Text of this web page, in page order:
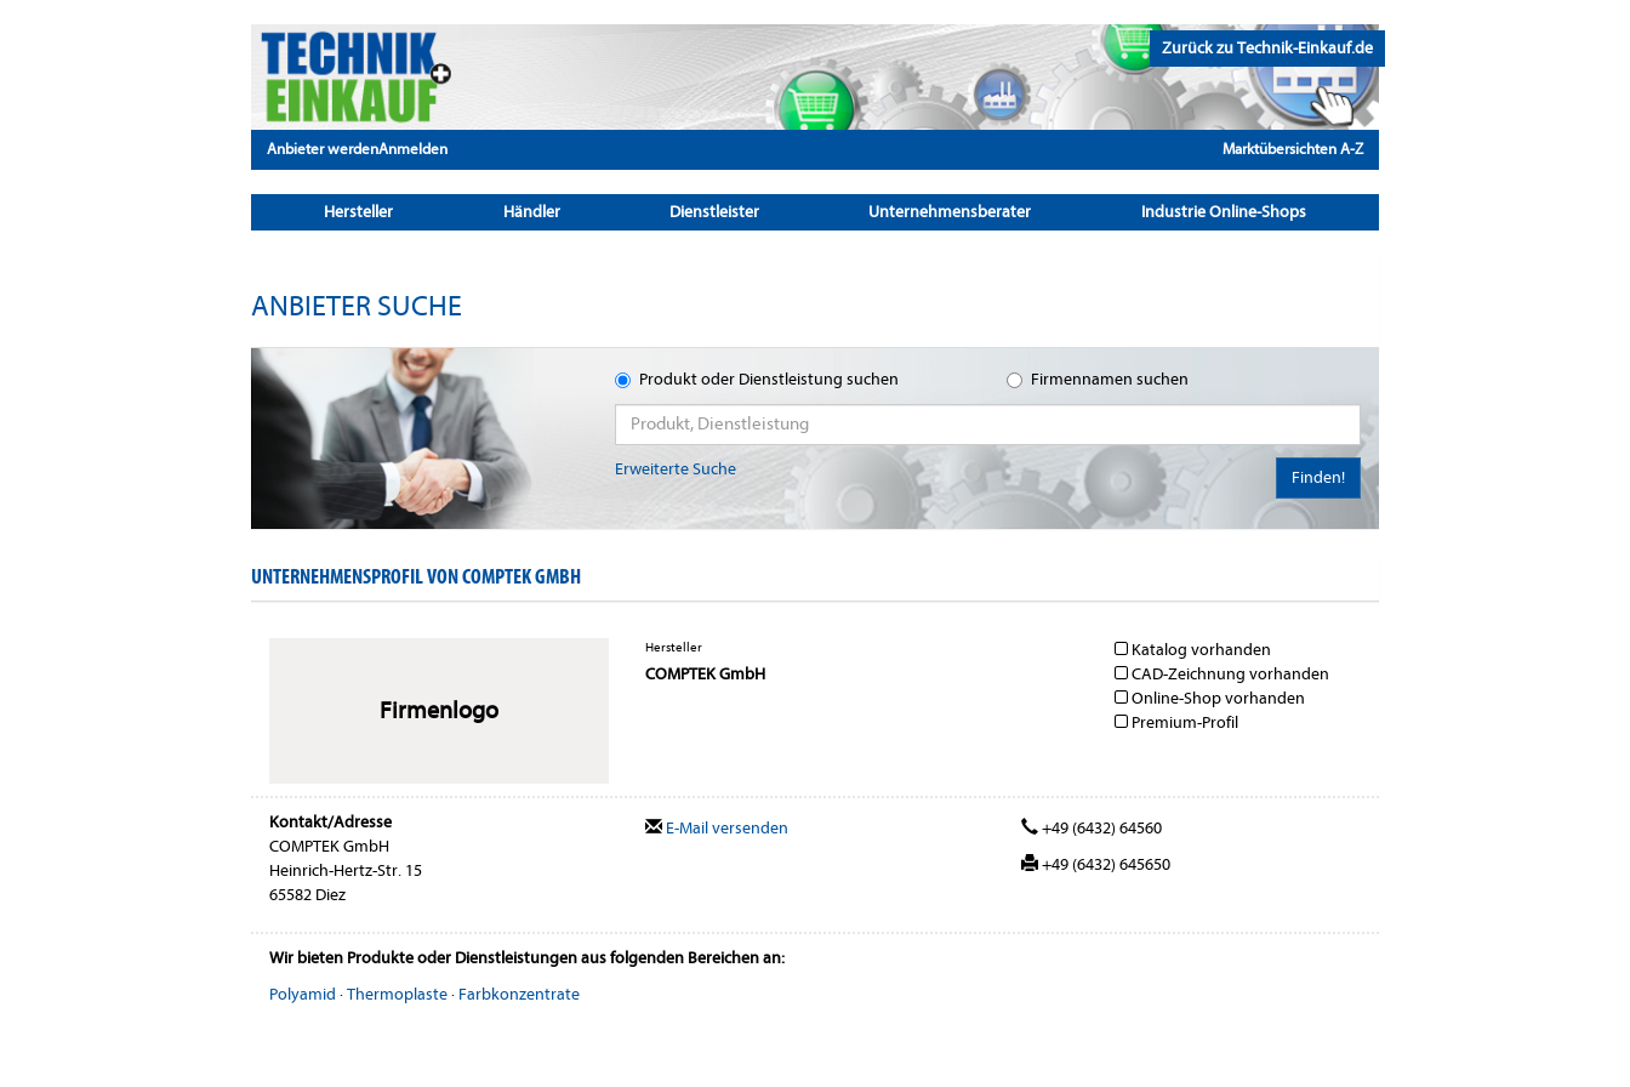
Zurück zu Technik-Einkauf.de
Anbieter werdenAnmelden Marktübersichten A-Z
Hersteller Händler Dienstleister Unternehmensberater Industrie Online-Shops
ANBIETER SUCHE
Produkt oder Dienstleistung suchen Firmennamen suchen
Erweiterte Suche Finden!
UNTERNEHMENSPROFIL VON COMPTEK GMBH
Firmenlogo
Hersteller
COMPTEK GmbH
Katalog vorhanden
CAD-Zeichnung vorhanden
Online-Shop vorhanden
Premium-Profil
Kontakt/Adresse
COMPTEK GmbH
Heinrich-Hertz-Str. 15
65582 Diez
E-Mail versenden
+49 (6432) 64560
+49 (6432) 645650
Wir bieten Produkte oder Dienstleistungen aus folgenden Bereichen an:
Polyamid ·Thermoplaste· Farbkonzentrate